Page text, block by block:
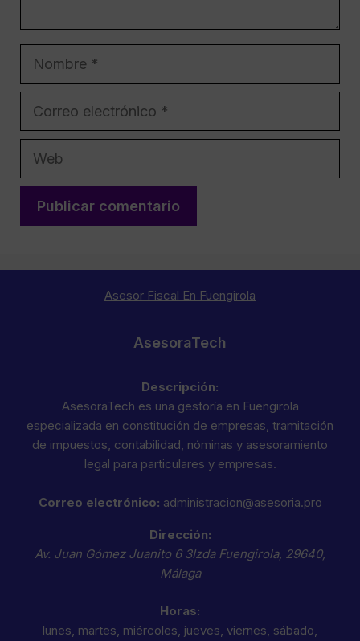
Asesor Fiscal En Fuengirola
AsesoraTech
Descripción:
AsesoraTech es una gestoría en Fuengirola
especializada en constitución de empresas, tramitación
de impuestos, contabilidad, nóminas y asesoramiento
legal para particulares y empresas.
Correo electrónico: administracion@asesoria.pro
Dirección:
Av. Juan Gómez Juanito 6 3Izda Fuengirola, 29640,
Málaga
Horas:
lunes, martes, miércoles, jueves, viernes, sábado,